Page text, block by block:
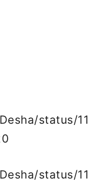
status/11
status/11